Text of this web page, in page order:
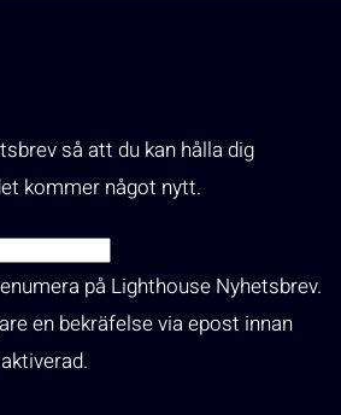
så att du kan hålla dig
kommer något nytt.
på Lighthouse Nyhetsbrev.
en bekräfelse via epost innan